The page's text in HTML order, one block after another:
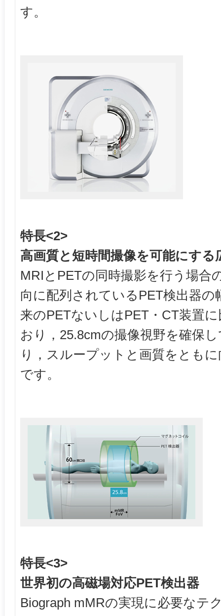
す。
特長<2>
高画質と短時間撮像を可能にする
MRIとPETの同時撮影を行う場合
向に配列されているPET検出器
来のPETないしはPET・CT装置
おり，25.8cmの撮像視野を確保
り，スループットと画質をとも
です。
特長<3>
世界初の高磁場対応PET検出器
Biograph mMRの実現に必要なテ